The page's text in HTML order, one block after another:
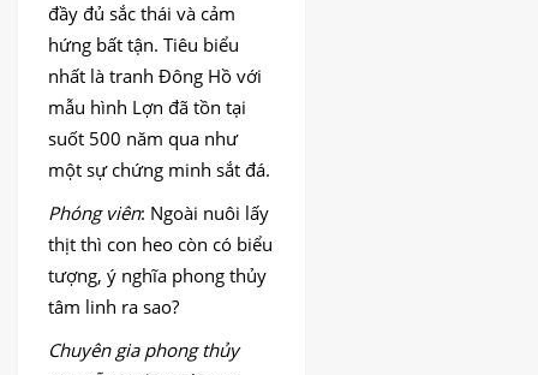
đầy đủ sắc thái và cảm
hứng bất tận. Tiêu biểu
nhất là tranh Đông Hồ với
mẫu hình Lợn đã tồn tại
suốt 500 năm qua như
một sự chứng minh sắt đá.
Phóng viên: Ngoài nuôi lấy
thịt thì con heo còn có biểu
tượng, ý nghĩa phong thủy
tâm linh ra sao?
Chuyên gia phong thủy